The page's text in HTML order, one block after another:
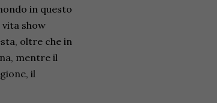
in questo
show
oltre che in
mentre il
il